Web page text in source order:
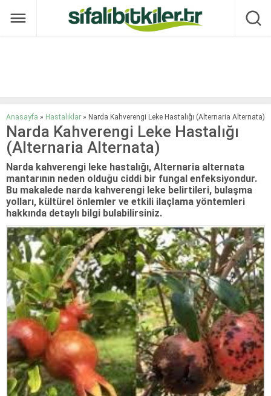
Anasayfa » Hastalıklar » Narda Kahverengi Leke Hastalığı (Alternaria Alternata)
Narda Kahverengi Leke Hastalığı
(Alternaria Alternata)
Narda kahverengi leke hastalığı, Alternaria alternata
mantarının neden olduğu ciddi bir fungal enfeksiyondur.
Bu makalede narda kahverengi leke belirtileri, bulaşma
yolları, kültürel önlemler ve etkili ilaçlama yöntemleri
hakkında detaylı bilgi bulabilirsiniz.